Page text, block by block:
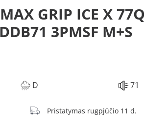
GRIP ICE X 77Q
3PMSF M+S
D 71
Pristatymas rugpjūčio 11 d.